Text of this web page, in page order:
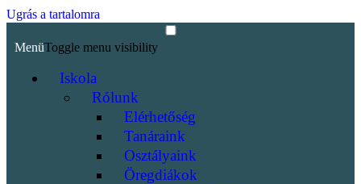
Ugrás a tartalomra
MenüToggle menu visibility
Iskola
Rólunk
Elérhetőség
Tanáraink
Osztályaink
Öregdiákok